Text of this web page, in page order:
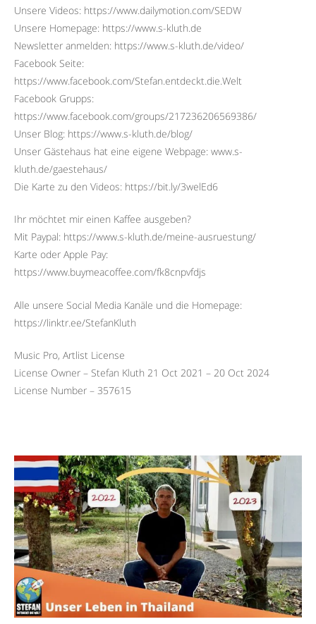
Unsere Videos: https://www.dailymotion.com/SEDW
Unsere Homepage: https://www.s-kluth.de
Newsletter anmelden: https://www.s-kluth.de/video/
Facebook Seite:
https://www.facebook.com/Stefan.entdeckt.die.Welt
Facebook Grupps:
https://www.facebook.com/groups/217236206569386/
Unser Blog: https://www.s-kluth.de/blog/
Unser Gästehaus hat eine eigene Webpage: www.s-
kluth.de/gaestehaus/
Die Karte zu den Videos: https://bit.ly/3welEd6
Ihr möchtet mir einen Kaffee ausgeben?
Mit Paypal: https://www.s-kluth.de/meine-ausruestung/
Karte oder Apple Pay:
https://www.buymeacoffee.com/fk8cnpvfdjs
Alle unsere Social Media Kanäle und die Homepage:
https://linktr.ee/StefanKluth
Music Pro, Artlist License
License Owner – Stefan Kluth 21 Oct 2021 – 20 Oct 2024
License Number – 357615